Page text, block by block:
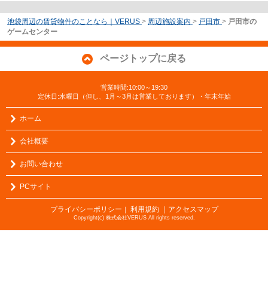
池袋周辺の賃貸物件のことなら｜VERUS > 周辺施設案内 > 戸田市 > 戸田市の
ゲームセンター
ページトップに戻る
営業時間:10:00～19:30
定休日:水曜日（但し、1月～3月は営業しております）・年末年始
ホーム
会社概要
お問い合わせ
PCサイト
プライバシーポリシー ｜ 利用規約 ｜アクセスマップ
Copyright(c) 株式会社VERUS All rights reserved.